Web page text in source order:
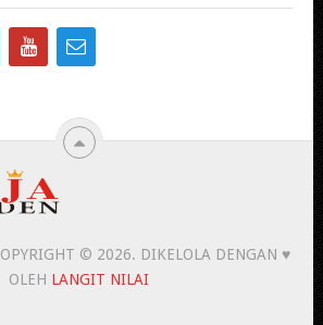
© 2026. DIKELOLA DENGAN ♥
OLEH LANGIT NILAI